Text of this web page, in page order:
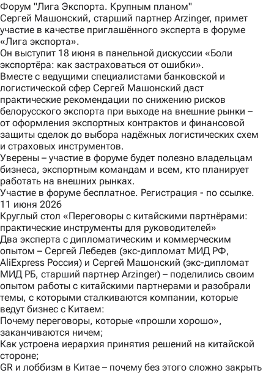
Форум "Лига Экспорта. Крупным планом"
Сергей Машонский, старший партнер Arzinger, примет
участие в качестве приглашённого эксперта в форуме
«Лига экспорта».
Он выступит 18 июня в панельной дискуссии «Боли
экспортёра: как застраховаться от ошибки».
Вместе с ведущими специалистами банковской и
логистической сфер Сергей Машонский даст
практические рекомендации по снижению рисков
белорусского экспорта при выходе на внешние рынки –
от оформления экспортных контрактов и финансовой
защиты сделок до выбора надёжных логистических схем
и страховых инструментов.
Уверены – участие в форуме будет полезно владельцам
бизнеса, экспортным командам и всем, кто планирует
работать на внешних рынках.
Участие в форуме бесплатное. Регистрация - по ссылке.
11 июня 2026
Круглый стол «Переговоры с китайскими партнёрами:
практические инструменты для руководителей»
Два эксперта с дипломатическим и коммерческим
опытом – Сергей Лебедев (экс-дипломат МИД РФ,
AliExpress Россия) и Сергей Машонский (экс-дипломат
МИД РБ, старший партнер Arzinger) – поделились своим
опытом работы с китайскими партнерами и разобрали
темы, с которыми сталкиваются компании, которые
ведут бизнес с Китаем:
Почему переговоры, которые «прошли хорошо»,
заканчиваются ничем;
Как устроена иерархия принятия решений на китайской
стороне;
GR и лоббизм в Китае – почему без этого сложно закрыть